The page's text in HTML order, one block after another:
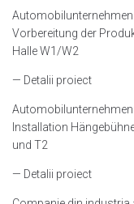
Vorbereitung der
Halle W1/W2
— Detalii proiect
Installation
und T2
— Detalii proiect